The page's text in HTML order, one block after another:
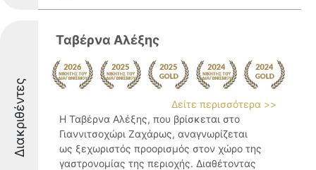
Διακριθέντες
Ταβέρνα Αλέξης
Δείτε περισσότερα >>
Η Ταβέρνα Αλέξης, που βρίσκεται στο
Γιαννιτσοχώρι Ζαχάρως, αναγνωρίζεται
ως ξεχωριστός προορισμός στον χώρο της
γαστρονομίας της περιοχής. Διαθέτοντας